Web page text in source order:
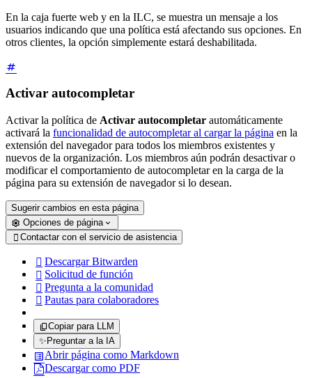
En la caja fuerte web y en la ILC, se muestra un mensaje a los
usuarios indicando que una política está afectando sus opciones. En
otros clientes, la opción simplemente estará deshabilitada.
Activar autocompletar
Activar la política de Activar autocompletar automáticamente
activará la funcionalidad de autocompletar al cargar la página en la
extensión del navegador para todos los miembros existentes y
nuevos de la organización. Los miembros aún podrán desactivar o
modificar el comportamiento de autocompletar en la carga de la
página para su extensión de navegador si lo desean.
Sugerir cambios en esta página
Opciones de página
 Contactar con el servicio de asistencia
 Descargar Bitwarden
 Solicitud de función
 Pregunta a la comunidad
 Pautas para colaboradores
Copiar para LLM
✨ Preguntar a la IA
Abrir página como Markdown
Descargar como PDF